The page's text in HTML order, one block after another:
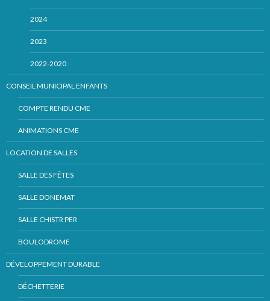
2024
2023
2022-2020
CONSEIL MUNICIPAL ENFANTS
COMPTE RENDU CME
ANIMATIONS CME
LOCATION DE SALLES
SALLE DES FÊTES
SALLE DONEMAT
SALLE CHISTR PER
BOULODROME
DÉVELOPPEMENT DURABLE
DÉCHETTERIE